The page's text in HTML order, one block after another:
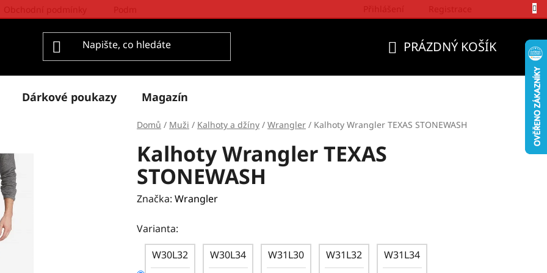
PRÁZDNÝ KOŠÍK
Dárkové poukazy Magazín
Domů / Muži / Kalhoty a džíny / Wrangler / Kalhoty Wrangler TEXAS STONEWASH
Kalhoty Wrangler TEXAS
STONEWASH
Značka: Wrangler
Varianta:
W30L32
W30L34 W31L30 W31L32 W31L34